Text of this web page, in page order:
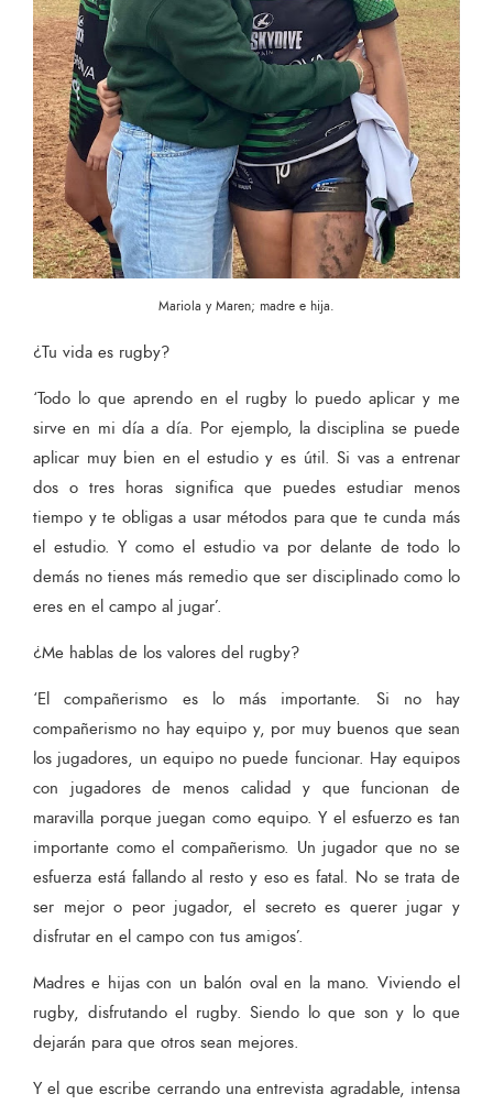
Mariola y Maren; madre e hija.
¿Tu vida es rugby?
‘Todo lo que aprendo en el rugby lo puedo aplicar y me
sirve en mi día a día. Por ejemplo, la disciplina se puede
aplicar muy bien en el estudio y es útil. Si vas a entrenar
dos o tres horas significa que puedes estudiar menos
tiempo y te obligas a usar métodos para que te cunda más
el estudio. Y como el estudio va por delante de todo lo
demás no tienes más remedio que ser disciplinado como lo
eres en el campo al jugar’.
¿Me hablas de los valores del rugby?
‘El compañerismo es lo más importante. Si no hay
compañerismo no hay equipo y, por muy buenos que sean
los jugadores, un equipo no puede funcionar. Hay equipos
con jugadores de menos calidad y que funcionan de
maravilla porque juegan como equipo. Y el esfuerzo es tan
importante como el compañerismo. Un jugador que no se
esfuerza está fallando al resto y eso es fatal. No se trata de
ser mejor o peor jugador, el secreto es querer jugar y
disfrutar en el campo con tus amigos’.
Madres e hijas con un balón oval en la mano. Viviendo el
rugby, disfrutando el rugby. Siendo lo que son y lo que
dejarán para que otros sean mejores.
Y el que escribe cerrando una entrevista agradable, intensa